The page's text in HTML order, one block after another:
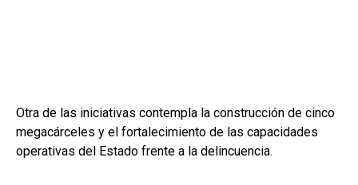
Otra de las iniciativas contempla la construcción de cinco
megacárceles y el fortalecimiento de las capacidades
operativas del Estado frente a la delincuencia.